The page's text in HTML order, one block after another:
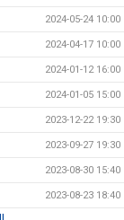
2024-05-24 10:00
2024-04-17 10:00
2024-01-12 16:00
2024-01-05 15:00
2023-12-22 19:30
2023-09-27 19:30
2023-08-30 15:40
2023-08-23 18:40